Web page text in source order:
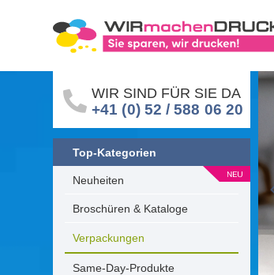
WIR SIND FÜR SIE DA
+41 (0) 52 / 588 06 20
Top-Kategorien
Neuheiten
Broschüren & Kataloge
Verpackungen
Same-Day-Produkte